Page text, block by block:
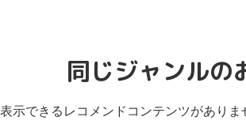
同じジャンルの
表示できるレコメンドコンテンツがありま